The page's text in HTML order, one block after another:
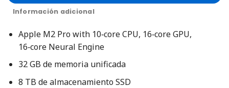
Información adicional
Apple M2 Pro with 10‑core CPU, 16‑core GPU,
16‑core Neural Engine
32 GB de memoria unificada
8 TB de almacenamiento SSD